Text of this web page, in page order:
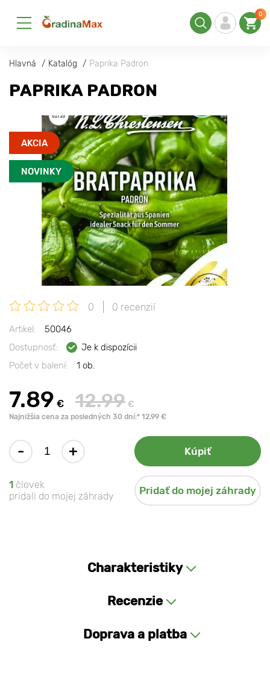
0
Hlavná Katalóg Paprika Padron
PAPRIKA PADRON
AKCIA
NOVINKY
0 0 recenzií
Artikel:
50046
Dostupnosť:
Je k dispozícii
Počet v balení:
1 ob.
7.89 € 12.99 €
Najnižšia cena za posledných 30 dní:* 12.99 €
- + Kúpiť
1 človek
pridali do mojej záhrady
Pridať do mojej záhrady
Charakteristiky
Recenzie
Doprava a platba